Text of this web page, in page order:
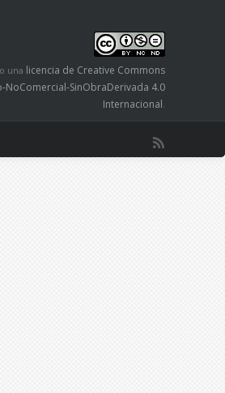
una licencia de Creative Commons
NoComercial-SinObraDerivada 4.0
Internacional